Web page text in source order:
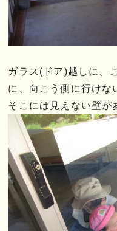
ガラス(ドア)越しに
に、向こう側に行けな
そこには見えない壁